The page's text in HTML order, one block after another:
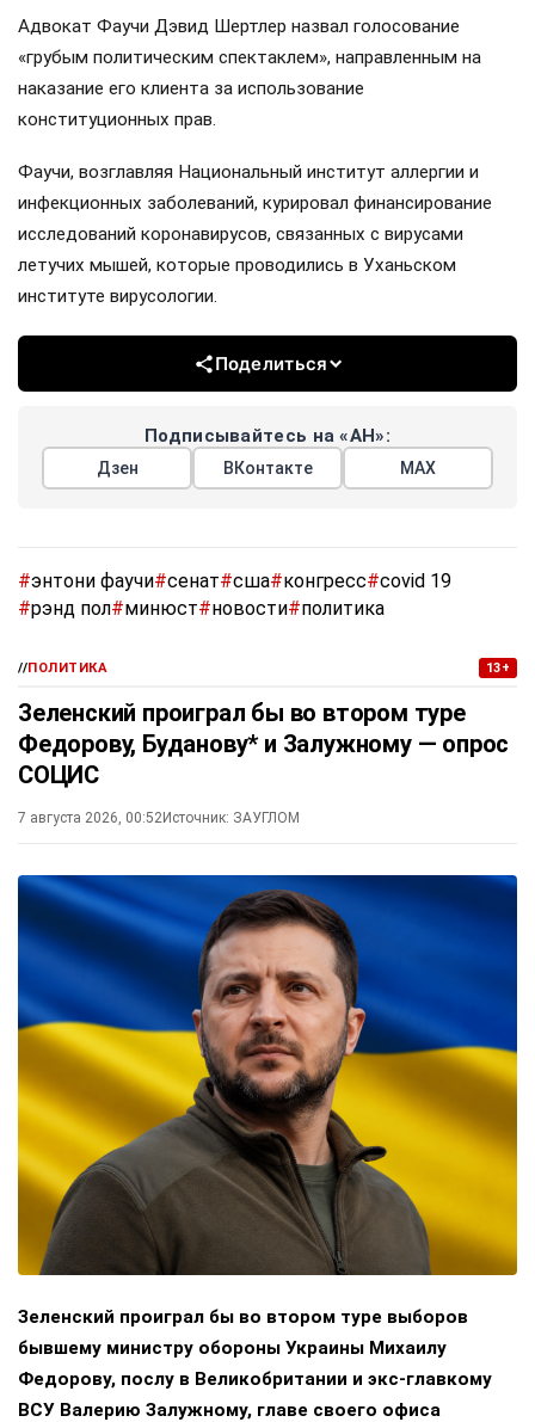
Адвокат Фаучи Дэвид Шертлер назвал голосование
«грубым политическим спектаклем», направленным на
наказание его клиента за использование
конституционных прав.
Фаучи, возглавляя Национальный институт аллергии и
инфекционных заболеваний, курировал финансирование
исследований коронавирусов, связанных с вирусами
летучих мышей, которые проводились в Уханьском
институте вирусологии.
Поделиться
Подписывайтесь на «АН»:
Дзен ВКонтакте МАХ
#энтони фаучи#сенат#сша#конгресс#covid 19
#рэнд пол#минюст#новости#политика
//ПОЛИТИКА 13+
Зеленский проиграл бы во втором туре
Федорову, Буданову* и Залужному — опрос
СОЦИС
7 августа 2026, 00:52Источник: ЗАУГЛОМ
Зеленский проиграл бы во втором туре выборов
бывшему министру обороны Украины Михаилу
Федорову, послу в Великобритании и экс-главкому
ВСУ Валерию Залужному, главе своего офиса